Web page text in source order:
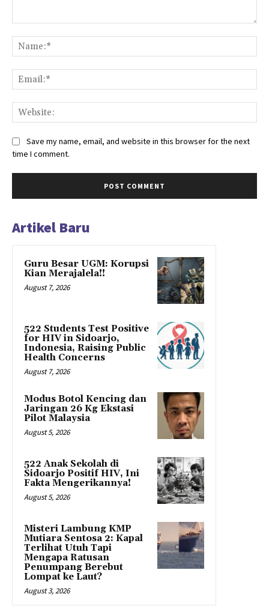
Save my name, email, and website in this browser for the next
time I comment.
Artikel Baru
Guru Besar UGM: Korupsi
Kian Merajalela!!
August 7, 2026
522 Students Test Positive
for HIV in Sidoarjo,
Indonesia, Raising Public
Health Concerns
August 7, 2026
Modus Botol Kencing dan
Jaringan 26 Kg Ekstasi
Pilot Malaysia
August 5, 2026
522 Anak Sekolah di
Sidoarjo Positif HIV, Ini
Fakta Mengerikannya!
August 5, 2026
Misteri Lambung KMP
Mutiara Sentosa 2: Kapal
Terlihat Utuh Tapi
Mengapa Ratusan
Penumpang Berebut
Lompat ke Laut?
August 3, 2026